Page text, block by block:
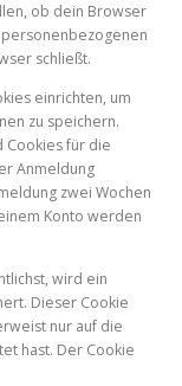
ob dein Browser
schließt.
einrichten, um
zu speichern.
Cookies für die
Anmeldung
zwei Wochen
Konto werden
wird ein
Dieser Cookie
nur auf die
hast. Der Cookie